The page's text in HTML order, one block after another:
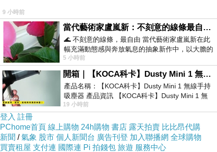
書!
小侯迷的他，在侯氏風格的文字裡奔放情緒，盡
情大笑，偶爾蹙眉!
看著他愛讀的模樣，真的很開心他能夠沉浸在文
字的魅力!
為此，在繼續辦下個年度的會員，我也會乖乖掏
錢出來囉!哈
9 小時前
當代藝術家盧嵐新：不刻意的線條最自由，讓色彩流動、筆觸自己說話
🌊 不刻意的線條，最自由 當代藝術家盧嵐新在此
幅充滿動態感與奔放氣息的抽象新作中，以大膽的
藍色顏料在白色畫布上揮灑、壓印與流淌
5 小時前
開箱｜【KOCA科卡】Dusty Mini 1 無線手持吸塵器
產品名稱：【KOCA科卡】Dusty Mini 1 無線手持
吸塵器 產品資訊 【KOCA科卡】Dusty Mini 1 無
線手持吸塵器評語： 能吸、能吹兼具兩
19 小時前
登入 註冊
PChome首頁 線上購物 24h購物 書店 露天拍賣 比比昂代購
新聞 /氣象 股市 個人新聞台 廣告刊登 加入聯播網 全球購物
買賣租屋 支付連 國際連 Pi 拍錢包 旅遊 服務中心